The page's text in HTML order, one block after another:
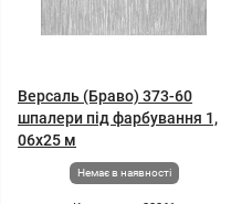
Версаль (Браво) 373-60
шпалери під фарбування 1,
06x25 м
Немає в наявності